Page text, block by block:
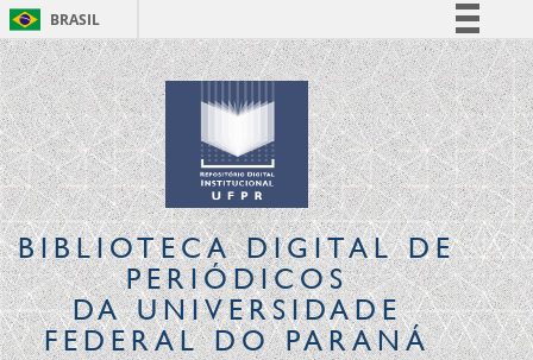
BRASIL
Simplifique!
Comunica BR
Participe
Acesso à informação
Legislação
Canais
BIBLIOTECA DIGITALDE
PERIÓDICOS
DA UNIVERSIDADE
FEDERAL DO PARANÁ